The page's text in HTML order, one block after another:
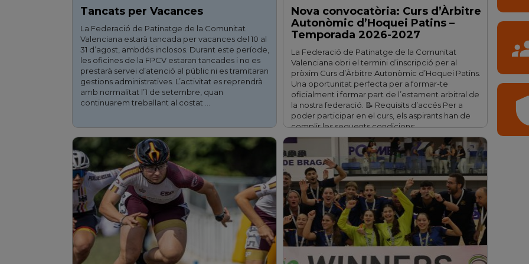
Tancats per Vacances
La Federació de Patinatge de la Comunitat
Valenciana estarà tancada per vacances del 10 al
31 d’agost, ambdós inclosos. Durant este període,
les oficines de la FPCV estaran tancades i no es
prestarà servei d’atenció al públic ni es tramitaran
gestions administratives. L’activitat es reprendrà
amb normalitat l’1 de setembre, quan
continuarem treballant al costat …
Nova convocatòria: Curs d’Àrbitre
Autonòmic d’Hoquei Patins –
Temporada 2026-2027
La Federació de Patinatge de la Comunitat
Valenciana obri el termini d’inscripció per al
pròxim Curs d’Àrbitre Autonòmic d’Hoquei Patins.
Una oportunitat perfecta per a formar-te
oficialment i formar part de l’estament arbitral de
la nostra federació. 📝 Requisits d’accés Per a
poder participar en el curs, els aspirants han de
complir les següents condicions: …